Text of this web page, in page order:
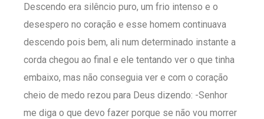
Descendo era silêncio puro, um frio intenso e o
desespero no coração e esse homem continuava
descendo pois bem, ali num determinado instante a
corda chegou ao final e ele tentando ver o que tinha
embaixo, mas não conseguia ver e com o coração
cheio de medo rezou para Deus dizendo: -Senhor
me diga o que devo fazer porque se não vou morrer